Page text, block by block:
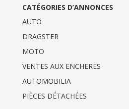
CATÉGORIES D’ANNONCES
AUTO
DRAGSTER
MOTO
VENTES AUX ENCHERES
AUTOMOBILIA
PIÈCES DÉTACHÉES